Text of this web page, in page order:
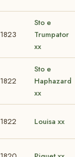
1823
Sto e
Trumpator
xx
1822
Sto e
Haphazard
xx
1822 Louisa xx